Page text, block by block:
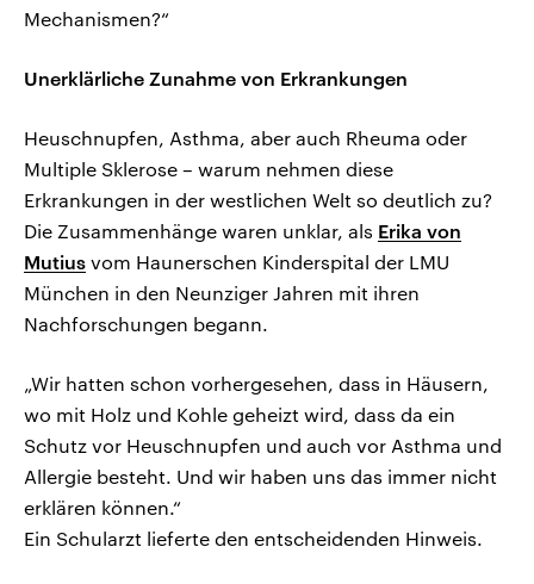
Mechanismen?“
Unerklärliche Zunahme von Erkrankungen
Heuschnupfen, Asthma, aber auch Rheuma oder
Multiple Sklerose – warum nehmen diese
Erkrankungen in der westlichen Welt so deutlich zu?
Die Zusammenhänge waren unklar, als Erika von
Mutius vom Haunerschen Kinderspital der LMU
München in den Neunziger Jahren mit ihren
Nachforschungen begann.
„Wir hatten schon vorhergesehen, dass in Häusern,
wo mit Holz und Kohle geheizt wird, dass da ein
Schutz vor Heuschnupfen und auch vor Asthma und
Allergie besteht. Und wir haben uns das immer nicht
erklären können.“
Ein Schularzt lieferte den entscheidenden Hinweis.